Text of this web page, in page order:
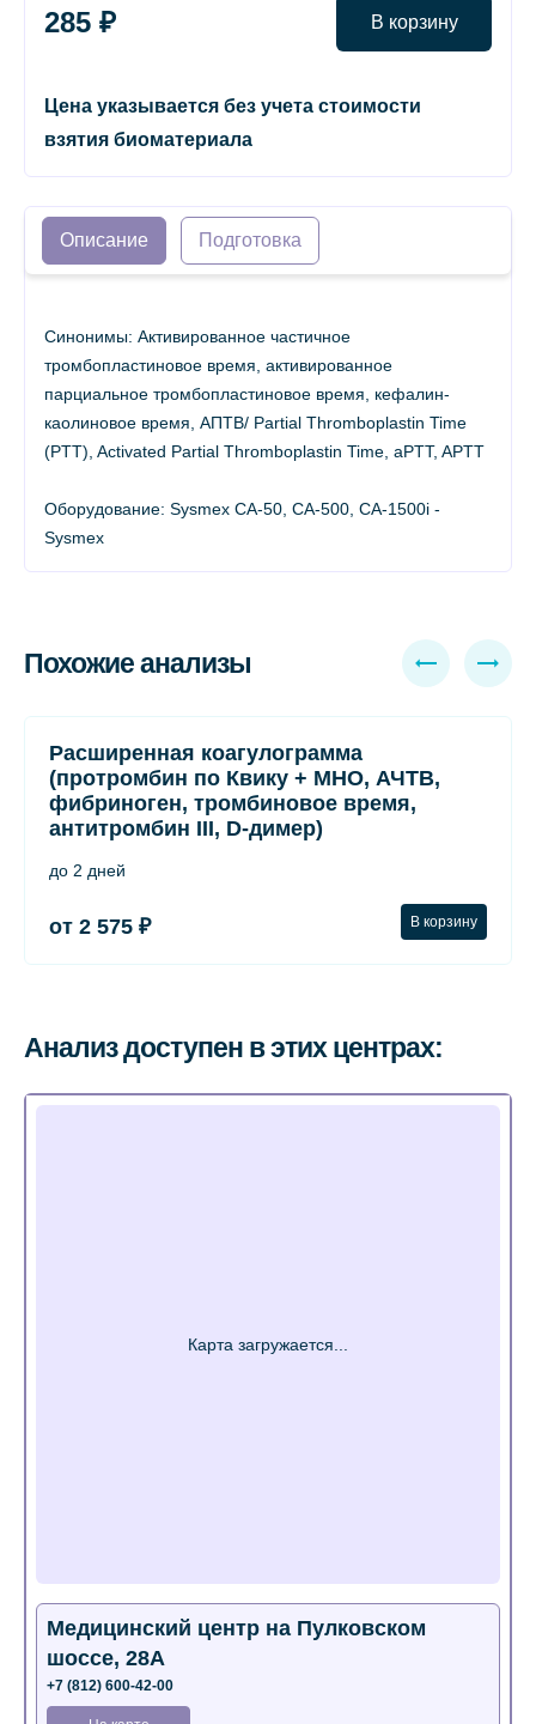
285 ₽ В корзину
Цена указывается без учета стоимости
взятия биоматериала
Описание Подготовка
Синонимы: Активированное частичное
тромбопластиновое время, активированное
парциальное тромбопластиновое время, кефалин-
каолиновое время, АПТВ/ Partial Thromboplastin Time
(PTT), Activated Partial Thromboplastin Time, aPTT, APTT
Оборудование: Sysmex СА-50, СА-500, CA-1500i -
Sysmex
Похожие анализы
Расширенная коагулограмма
(протромбин по Квику + МНО, АЧТВ,
фибриноген, тромбиновое время,
антитромбин III, D-димер)
до 2 дней
от 2 575 ₽ В корзину
Анализ доступен в этих центрах:
Медицинский центр на Пулковском
шоссе, 28А
+7 (812) 600-42-00